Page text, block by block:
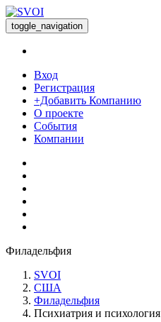
toggle_navigation
Вход
Регистрация
+Добавить Компанию
О проекте
События
Компании
Филадельфия
SVOI
США
Филадельфия
Психиатрия и психология